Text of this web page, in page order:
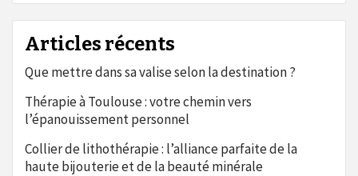
Articles récents
Que mettre dans sa valise selon la destination ?
Thérapie à Toulouse : votre chemin vers
l’épanouissement personnel
Collier de lithothérapie : l’alliance parfaite de la
haute bijouterie et de la beauté minérale